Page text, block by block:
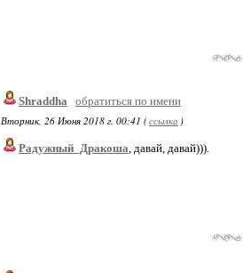
Shraddha
обратиться по имени
Вторник, 26 Июня 2018 г. 00:41 (ссылка )
Радужный_Дракоша, давай, давай))).